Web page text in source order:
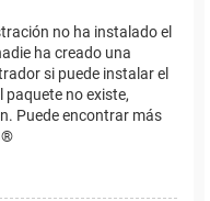
no ha instalado el
ha creado una
si puede instalar el
paquete no existe,
Puede encontrar más
®